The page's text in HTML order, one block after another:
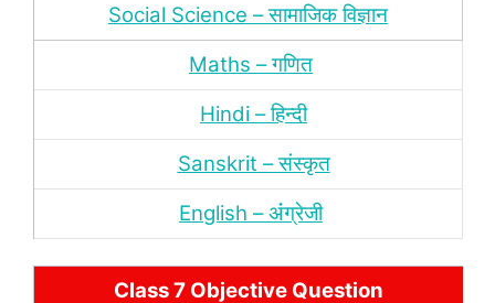
Social Science – सामाजिक विज्ञान
Maths – गणित
Hindi – हिन्‍दी
Sanskrit – संस्‍कृत
English – अंंग्रेजी
Class 7 Objective Question